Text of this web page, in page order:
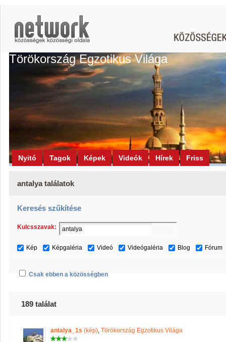
Törökország Egzotikus Világa
Nyitó Tagok Képek Videók Hírek Friss
antalya találatok
Keresés szűkítése
Kulcsszavak:
Kép Képgaléria Videó Videógaléria Blog Fórum
Csak ebben a közösségben
189 találat
antalya_1s (kép), Törökország Egzotikus Világa